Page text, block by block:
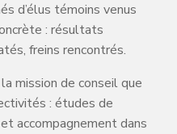
d’élus témoins venus
: résultats
freins rencontrés.
mission de conseil que
: études de
accompagnement dans